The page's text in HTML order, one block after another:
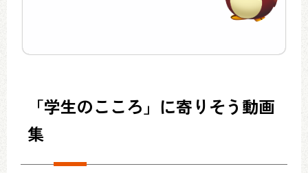
「学生のこころ」に寄りそう動画
集